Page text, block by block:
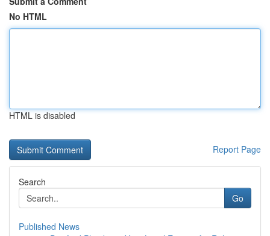
No HTML
HTML is disabled
Report Page
Search
Go
Published News